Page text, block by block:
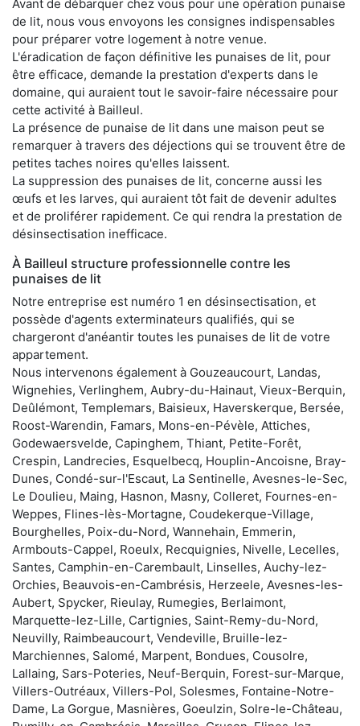
Avant de débarquer chez vous pour une opération punaise
de lit, nous vous envoyons les consignes indispensables
pour préparer votre logement à notre venue.
L'éradication de façon définitive les punaises de lit, pour
être efficace, demande la prestation d'experts dans le
domaine, qui auraient tout le savoir-faire nécessaire pour
cette activité à Bailleul.
La présence de punaise de lit dans une maison peut se
remarquer à travers des déjections qui se trouvent être de
petites taches noires qu'elles laissent.
La suppression des punaises de lit, concerne aussi les
œufs et les larves, qui auraient tôt fait de devenir adultes
et de proliférer rapidement. Ce qui rendra la prestation de
désinsectisation inefficace.
À Bailleul structure professionnelle contre les
punaises de lit
Notre entreprise est numéro 1 en désinsectisation, et
possède d'agents exterminateurs qualifiés, qui se
chargeront d'anéantir toutes les punaises de lit de votre
appartement.
Nous intervenons également à Gouzeaucourt, Landas,
Wignehies, Verlinghem, Aubry-du-Hainaut, Vieux-Berquin,
Deûlémont, Templemars, Baisieux, Haverskerque, Bersée,
Roost-Warendin, Famars, Mons-en-Pévèle, Attiches,
Godewaersvelde, Capinghem, Thiant, Petite-Forêt,
Crespin, Landrecies, Esquelbecq, Houplin-Ancoisne, Bray-
Dunes, Condé-sur-l'Escaut, La Sentinelle, Avesnes-le-Sec,
Le Doulieu, Maing, Hasnon, Masny, Colleret, Fournes-en-
Weppes, Flines-lès-Mortagne, Coudekerque-Village,
Bourghelles, Poix-du-Nord, Wannehain, Emmerin,
Armbouts-Cappel, Roeulx, Recquignies, Nivelle, Lecelles,
Santes, Camphin-en-Carembault, Linselles, Auchy-lez-
Orchies, Beauvois-en-Cambrésis, Herzeele, Avesnes-les-
Aubert, Spycker, Rieulay, Rumegies, Berlaimont,
Marquette-lez-Lille, Cartignies, Saint-Remy-du-Nord,
Neuvilly, Raimbeaucourt, Vendeville, Bruille-lez-
Marchiennes, Salomé, Marpent, Bondues, Cousolre,
Lallaing, Sars-Poteries, Neuf-Berquin, Forest-sur-Marque,
Villers-Outréaux, Villers-Pol, Solesmes, Fontaine-Notre-
Dame, La Gorgue, Masnières, Goeulzin, Solre-le-Château,